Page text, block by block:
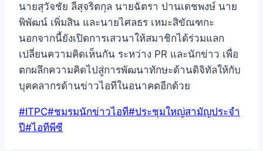
นายสุวัจชัย ลีสุจริตกุล นายฉัตรา ปานเดชพงษ์ นาย
พิพัฒน์ เพิ่มสิน และนายไศลธร เหมะสิขัณฑกะ
นอกจากนี้ยังเปิดการเสวนาให้สมาชิกได้ร่วมแลก
เปลี่ยนความคิดเห็นกัน ระหว่าง PR และนักข่าว เพื่อ
ตกผลึกความคิดไปสู่การพัฒนาทักษะด้านดิจิทัลให้กับ
บุคคลากรด้านข่าวไอทีในอนาคตอีกด้วย
Post
Tags:
#ITPC#ชมรมนักข่าวไอที#ประชุมใหญ่สามัญประจำ
ปี#ไอทีพีซี